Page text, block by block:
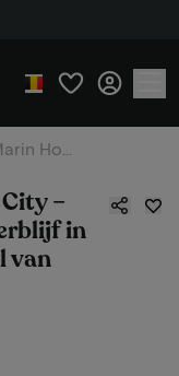
–
in
van